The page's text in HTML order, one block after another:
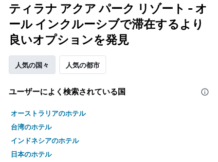
ティラナ アクア パーク リゾート - オ
ール インクルーシブで滞在するより
良いオプションを発見
人気の国々 人気の都市
ユーザーによく検索されている国
オーストラリアのホテル
台湾のホテル
インドネシアのホテル
日本のホテル